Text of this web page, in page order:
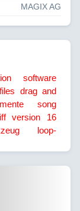
MAGIX AG
software
drag and
song
version 16
loop-